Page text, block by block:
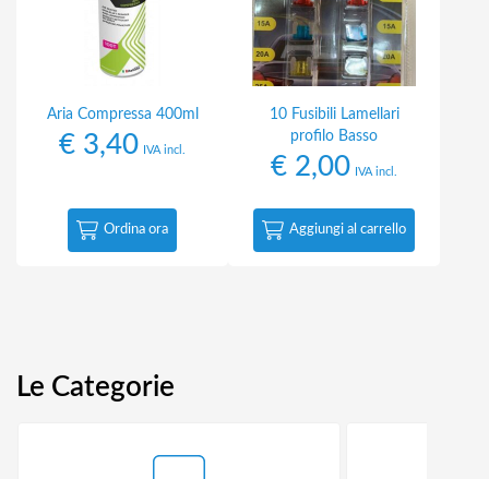
Aria Compressa 400ml
€ 3,40 IVA incl.
Ordina ora
10 Fusibili Lamellari
profilo Basso
€ 2,00 IVA incl.
Aggiungi al carrello
Le Categorie